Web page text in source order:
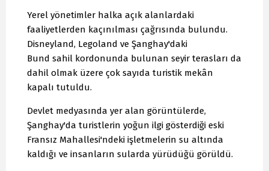
Yerel yönetimler halka açık alanlardaki
faaliyetlerden kaçınılması çağrısında bulundu.
Disneyland, Legoland ve Şanghay'daki
Bund sahil kordonunda bulunan seyir terasları da
dahil olmak üzere çok sayıda turistik mekân
kapalı tutuldu.
Devlet medyasında yer alan görüntülerde,
Şanghay'da turistlerin yoğun ilgi gösterdiği eski
Fransız Mahallesi'ndeki işletmelerin su altında
kaldığı ve insanların sularda yürüdüğü görüldü.